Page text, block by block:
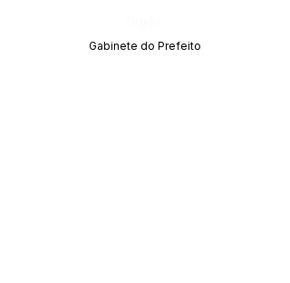
Gabinete do Prefeito